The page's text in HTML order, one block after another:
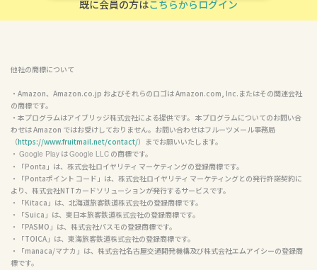
既に会員の方はこちらからログイン
他社の商標について
・Amazon、Amazon.co.jp およびそれらのロゴは Amazon.com, Inc.またはその関連会社
の商標です。
・本プログラムはアイブリッジ株式会社による提供です。 本プログラムについてのお問い合
わせは Amazon ではお受けしておりません。お問い合わせはフルーツメール事務局
（https://www.fruitmail.net/contact/）までお願いいたします。
・ Google Play は Google LLC の商標です。
・「Ponta」は、株式会社ロイヤリティ マーケティングの登録商標です。
・「Pontaポイント コード」は、株式会社ロイヤリティ マーケティングとの発行許諾契約に
より、株式会社NTTカードソリューションが発行するサービスです。
・「Kitaca」は、北海道旅客鉄道株式会社の登録商標です。
・「Suica」は、東日本旅客鉄道株式会社の登録商標です。
・「PASMO」は、株式会社パスモの登録商標です。
・「TOICA」は、東海旅客鉄道株式会社の登録商標です。
・「manaca/マナカ」は、株式会社名古屋交通開発機構及び株式会社エムアイシーの登録商
標です。